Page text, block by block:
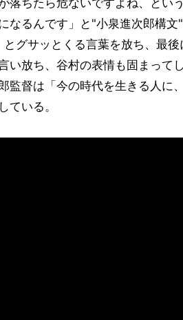
落ちたら危ないですよね、とい
なるんです」と"小泉進次郎構
グサッとくる言葉を放ち、最
い放ち、谷村の表情も固まって
監督は「今の時代を生きる人に
ている。